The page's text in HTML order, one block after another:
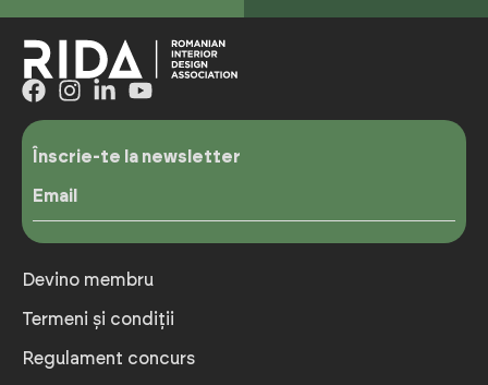
Înscrie-te la newsletter
Email
Devino membru
Termeni și condiții
Regulament concurs